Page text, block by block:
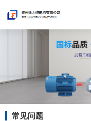
常见问题